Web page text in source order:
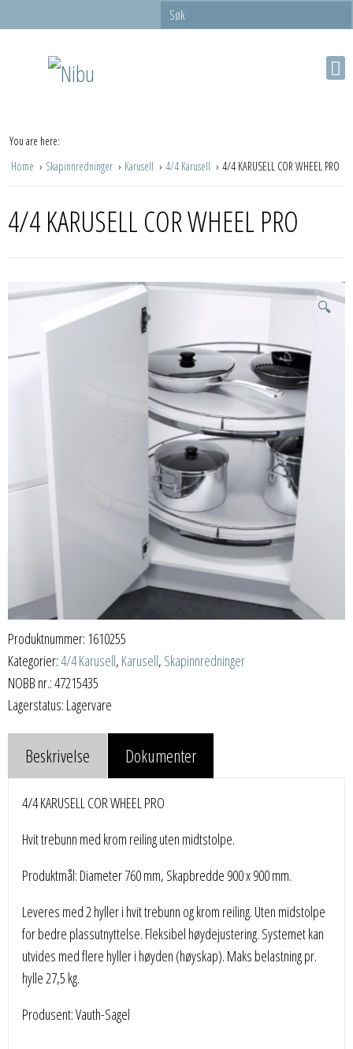
You are here:
Home
Skapinnredninger Karusell 4/4 Karusell 4/4 KARUSELL COR WHEEL PRO
4/4 KARUSELL COR WHEEL PRO
🔍
Produktnummer: 1610255
Kategorier:4/4 Karusell, Karusell, Skapinnredninger
NOBB nr.: 47215435
Lagerstatus: Lagervare
Beskrivelse Dokumenter
4/4 KARUSELL COR WHEEL PRO
Hvit trebunn med krom reiling uten midtstolpe.
Produktmål: Diameter 760 mm, Skapbredde 900 x 900 mm.
Leveres med 2 hyller i hvit trebunn og krom reiling. Uten midstolpe
for bedre plassutnyttelse. Fleksibel høydejustering. Systemet kan
utvides med flere hyller i høyden (høyskap). Maks belastning pr.
hylle 27,5 kg.
Produsent: Vauth-Sagel